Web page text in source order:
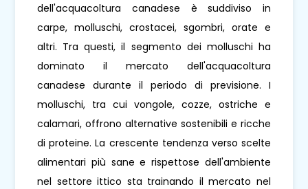
dell'acquacoltura canadese è suddiviso in
carpe, molluschi, crostacei, sgombri, orate e
altri. Tra questi, il segmento dei molluschi ha
dominato il mercato dell'acquacoltura
canadese durante il periodo di previsione. I
molluschi, tra cui vongole, cozze, ostriche e
calamari, offrono alternative sostenibili e ricche
di proteine. La crescente tendenza verso scelte
alimentari più sane e rispettose dell'ambiente
nel settore ittico sta trainando il mercato nel